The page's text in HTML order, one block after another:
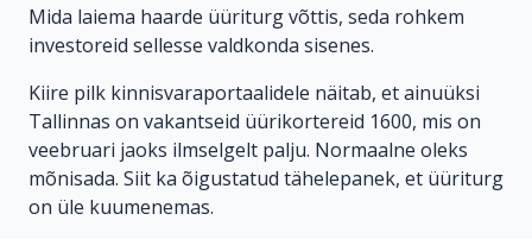
Mida laiema haarde üüriturg võttis, seda rohkem
investoreid sellesse valdkonda sisenes.
Kiire pilk kinnisvaraportaalidele näitab, et ainuüksi
Tallinnas on vakantseid üürikortereid 1600, mis on
veebruari jaoks ilmselgelt palju. Normaalne oleks
mõnisada. Siit ka õigustatud tähelepanek, et üüriturg
on üle kuumenemas.